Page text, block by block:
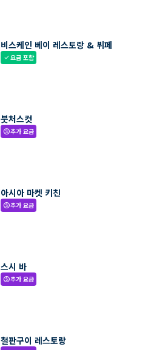
비스케인 베이 레스토랑 & 뷔페
check요금 포함
붓처스컷
paid추가 요금
아시아 마켓 키친
paid추가 요금
스시 바
paid추가 요금
철판구이 레스토랑